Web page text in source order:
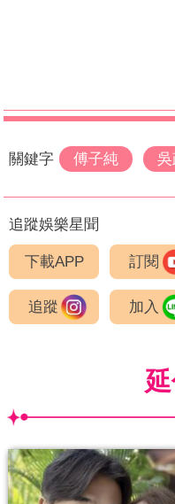
關鍵字 傅子純
追蹤娛樂星聞
下載APP 訂閱
追蹤 加入